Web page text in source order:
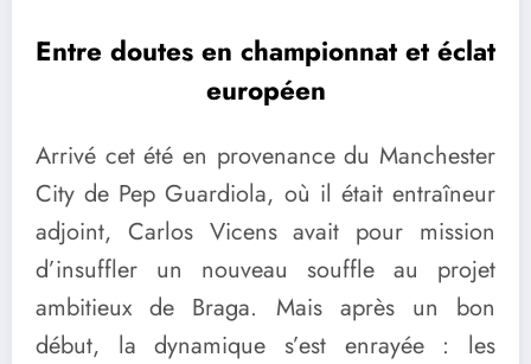
Entre doutes en championnat et éclat
européen
Arrivé cet été en provenance du Manchester
City de Pep Guardiola, où il était entraîneur
adjoint, Carlos Vicens avait pour mission
d’insuffler un nouveau souffle au projet
ambitieux de Braga. Mais après un bon
début, la dynamique s’est enrayée : les